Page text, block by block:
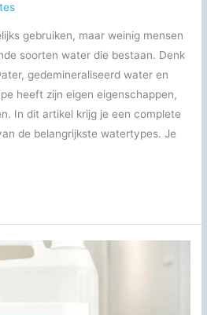
gebruiken, maar weinig mensen
soorten water die bestaan. Denk
gedemineraliseerd water en
heeft zijn eigen eigenschappen,
In dit artikel krijg je een complete
de belangrijkste watertypes. Je